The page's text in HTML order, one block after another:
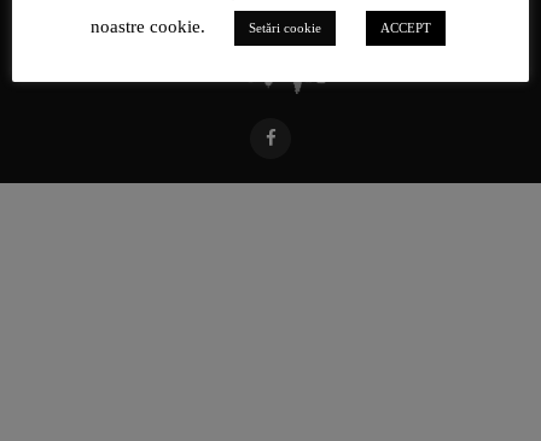
noastre cookie.
Setări cookie ACCEPT